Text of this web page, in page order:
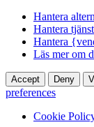
Hantera
Hantera
Hantera
Läs mer om
Accept Deny
preferences
Cookie